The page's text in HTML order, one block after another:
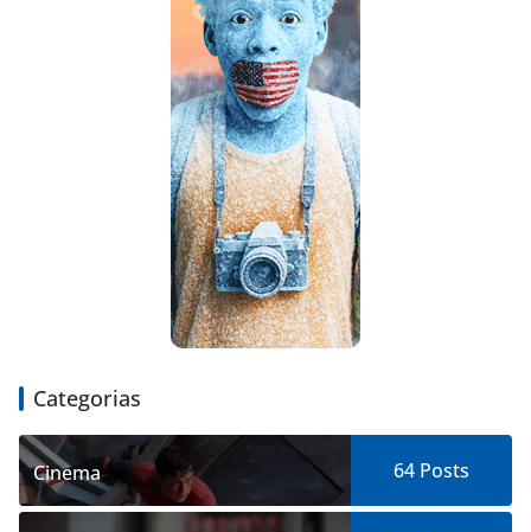
Categorias
Cinema 64 Posts